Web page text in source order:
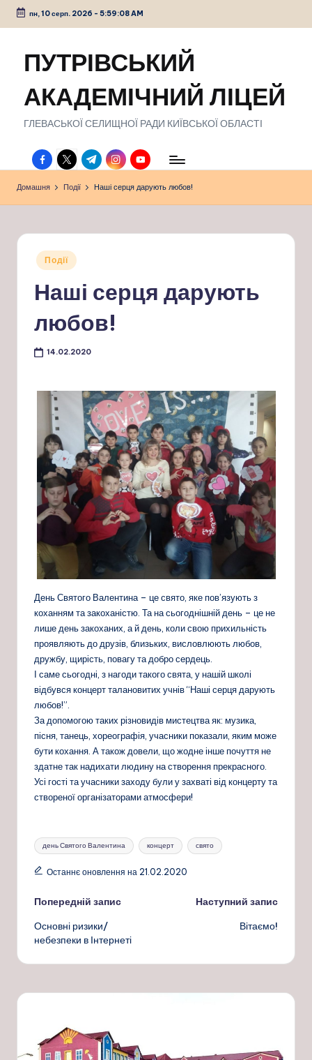
Перейти
пн, 10 серп. 2026 - 5:59:09 AM
ПУТРІВСЬКИЙ
АКАДЕМІЧНИЙ ЛІЦЕЙ
ГЛЕВАСЬКОЇ СЕЛИЩНОЇ РАДИ КИЇВСЬКОЇ ОБЛАСТІ
facebook.com
twitter.com
t.me instagram.com
youtube.com
Домашня Події Наші серця дарують любов!
Опубліковано
Події
Наші серця дарують
любов!
14.02.2020
День Святого Валентина – це свято, яке пов’язують з
коханням та закоханістю. Та на сьогоднішній день – це не
лише день закоханих, а й день, коли свою прихильність
проявляють до друзів, близьких, висловлюють любов,
дружбу, щирість, повагу та добро сердець.
І саме сьогодні, з нагоди такого свята, у нашій школі
відбувся концерт талановитих учнів “Наші серця дарують
любов!”.
За допомогою таких різновидів мистецтва як: музика,
пісня, танець, хореографія, учасники показали, яким може
бути кохання. А також довели, що жодне інше почуття не
здатне так надихати людину на створення прекрасного.
Усі гості та учасники заходу були у захваті від концерту та
створеної організаторами атмосфери!
Позначки:
день Святого Валентина концерт свято
Останнє оновлення на 21.02.2020
Навігація
по
запису
Попередній запис
Основні ризики/
небезпеки в Інтернеті
Наступний запис
Вітаємо!